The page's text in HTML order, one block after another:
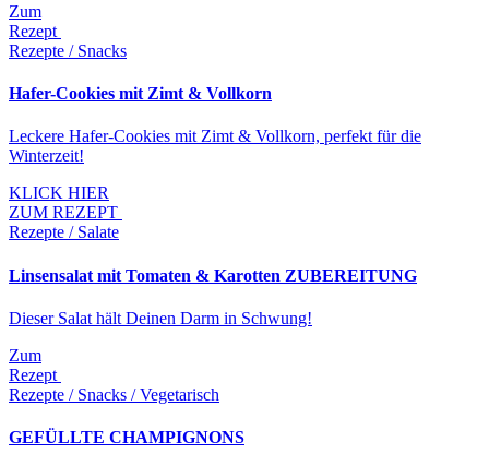
Zum
Rezept
Rezepte / Snacks
Hafer-Cookies mit Zimt & Vollkorn
Leckere Hafer-Cookies mit Zimt & Vollkorn, perfekt für die
Winterzeit!
KLICK HIER
ZUM REZEPT
Rezepte / Salate
Linsensalat mit Tomaten & Karotten ZUBEREITUNG
Dieser Salat hält Deinen Darm in Schwung!
Zum
Rezept
Rezepte / Snacks / Vegetarisch
GEFÜLLTE CHAMPIGNONS